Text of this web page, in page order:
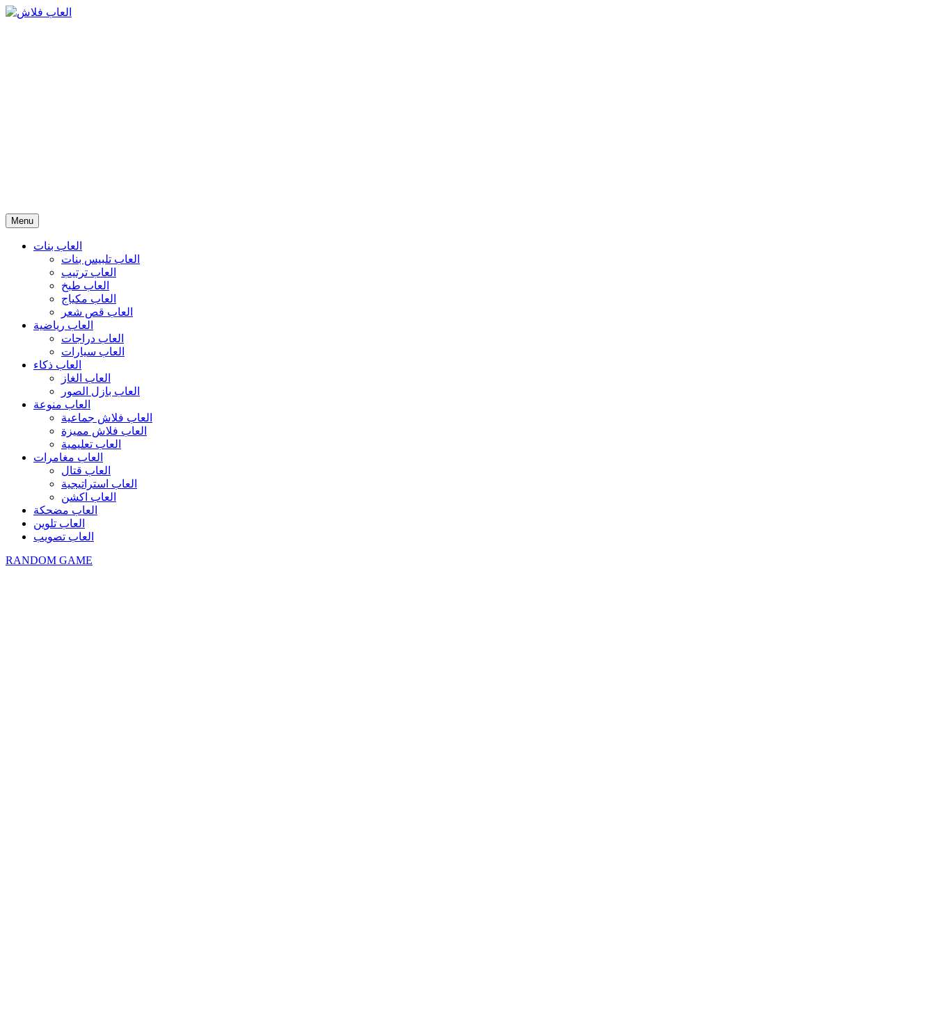
Menu
العاب بنات
العاب تلبيس بنات
العاب ترتيب
العاب طبخ
العاب مكياج
العاب قص شعر
العاب رياضية
العاب دراجات
العاب سيارات
العاب ذكاء
العاب الغاز
العاب بازل الصور
العاب منوعة
العاب فلاش جماعية
العاب فلاش مميزة
العاب تعليمية
العاب مغامرات
العاب قتال
العاب استراتيجية
العاب اكشن
العاب مضحكة
العاب تلوين
العاب تصويب
RANDOM GAME